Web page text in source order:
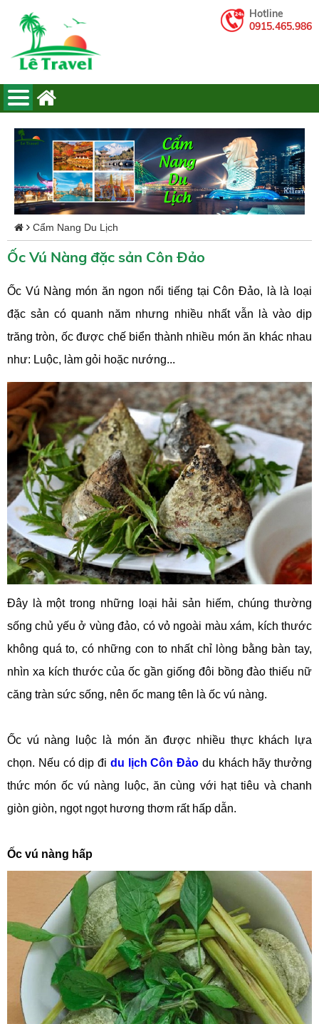
Hotline
0915.465.986
Cẩm Nang Du Lịch
Ốc Vú Nàng đặc sản Côn Đảo
Ốc Vú Nàng món ăn ngon nổi tiếng tại Côn Đảo, là là loại
đặc sản có quanh năm nhưng nhiều nhất vẫn là vào dịp
trăng tròn, ốc được chế biển thành nhiều món ăn khác nhau
như: Luộc, làm gỏi hoặc nướng...
Đây là một trong những loại hải sản hiếm, chúng thường
sống chủ yếu ở vùng đảo, có vỏ ngoài màu xám, kích thước
không quá to, có những con to nhất chỉ lòng bằng bàn tay,
nhìn xa kích thước của ốc gần giống đôi bồng đào thiếu nữ
căng tràn sức sống, nên ốc mang tên là ốc vú nàng.
Ốc vú nàng luộc là món ăn được nhiều thực khách lựa
chọn. Nếu có dịp đi du lịch Côn Đảo du khách hãy thưởng
thức món ốc vú nàng luộc, ăn cùng với hạt tiêu và chanh
giòn giòn, ngọt ngọt hương thơm rất hấp dẫn.
Ốc vú nàng hấp